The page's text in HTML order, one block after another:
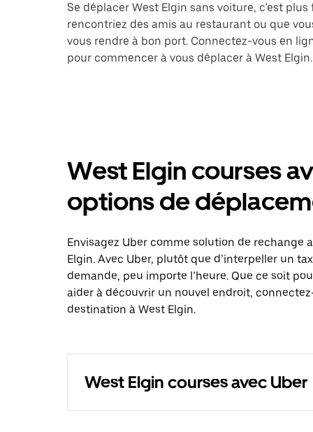
Se déplacer West Elgin sans voiture, c'est
rencontriez des amis au restaurant ou que
vous rendre à bon port. Connectez-vous en
pour commencer à vous déplacer à West Elgin.
West Elgin courses
options de
Envisagez Uber comme solution de rechange
Elgin. Avec Uber, plutôt que d’interpeller un
demande, peu importe l’heure. Que ce soit
aider à découvrir un nouvel endroit,
destination à West Elgin.
West Elgin courses avec Uber